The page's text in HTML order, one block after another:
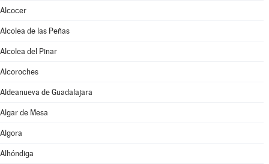
Alcocer
Alcolea de las Peñas
Alcolea del Pinar
Alcoroches
Aldeanueva de Guadalajara
Algar de Mesa
Algora
Alhóndiga